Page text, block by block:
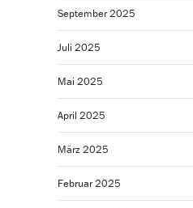
September 2025
Juli 2025
Mai 2025
April 2025
März 2025
Februar 2025